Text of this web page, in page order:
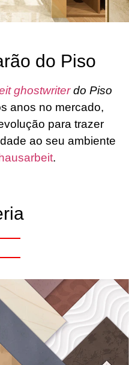
do Piso
ghostwriterdo Piso
anos no mercado,
para trazer
ao seu ambiente
.